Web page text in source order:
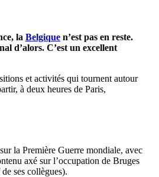
la Belgiquen’est pas en reste.
d’alors. C’est un excellent
et activités qui tournent autour
à deux heures de Paris,
la Première Guerre mondiale, avec
axé sur l’occupation de Bruges
ses collègues).